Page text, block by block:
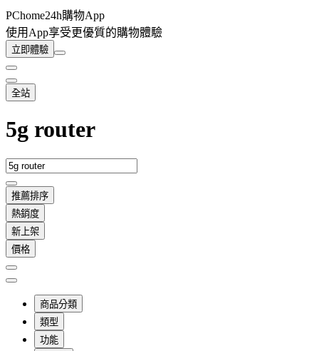
PChome24h購物App
使用App享受更優質的購物體驗
立即體驗
全站
5g router
推薦排序
熱銷度
新上架
價格
商品分類
類型
功能